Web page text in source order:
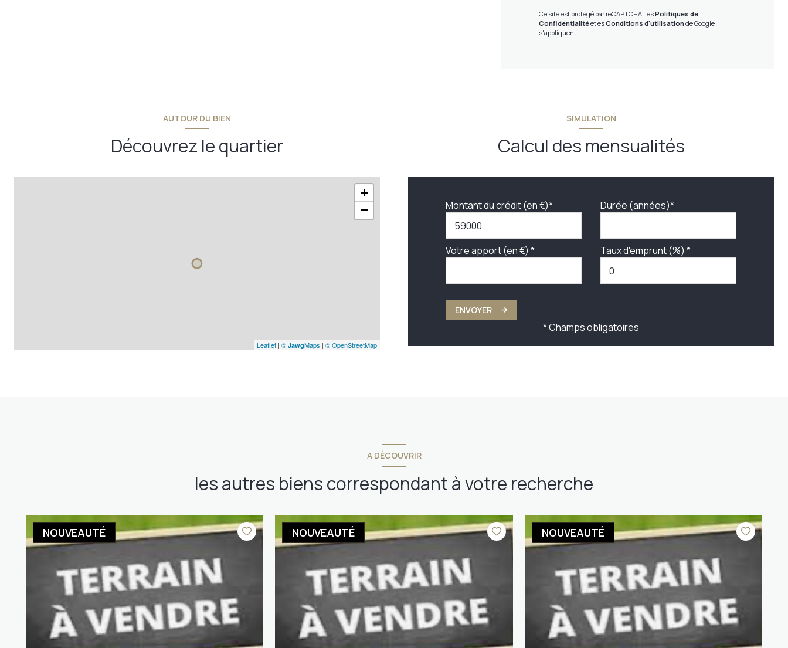
Ce site est protégé par reCAPTCHA, lesPolitiques de
Confidentialitéet esConditions d'utilisationde Google
s'appliquent.
AUTOUR DU BIEN
Découvrez le quartier
+
−
Leaflet | © JawgMaps | © OpenStreetMap
SIMULATION
Calcul des mensualités
Montant du crédit (en €)* Durée (années)*
Votre apport (en €) * Taux d'emprunt (%) *
ENVOYER
* Champs obligatoires
A DÉCOUVRIR
les autres biens correspondant à votre recherche
NOUVEAUTÉ NOUVEAUTÉ NOUVEAUTÉ